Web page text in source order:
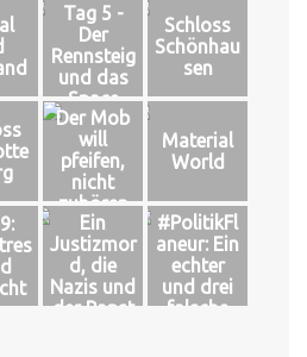
Tag 5 -
Der
Rennsteig
und das
Space
Schloss
Schönhau
sen
Der Mob
will
pfeifen,
nicht
zuhören
Material
World
Ein
Justizmor
d, die
Nazis und
der Papst
#PolitikFl
aneur: Ein
echter
und drei
falsche